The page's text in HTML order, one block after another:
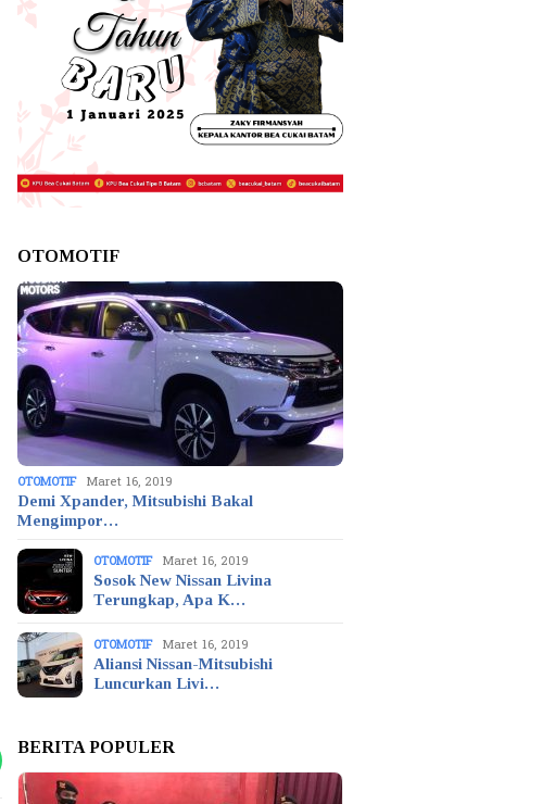
OTOMOTIF
OTOMOTIF Maret 16, 2019
Demi Xpander, Mitsubishi Bakal
Mengimpor…
OTOMOTIF Maret 16, 2019
Sosok New Nissan Livina
Terungkap, Apa K…
OTOMOTIF Maret 16, 2019
Aliansi Nissan-Mitsubishi
Luncurkan Livi…
BERITA POPULER